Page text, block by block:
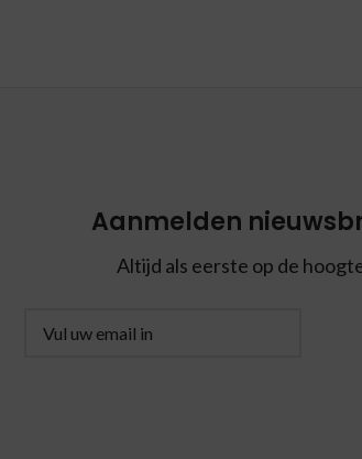
Aanmelden
Altijd als eerste op de